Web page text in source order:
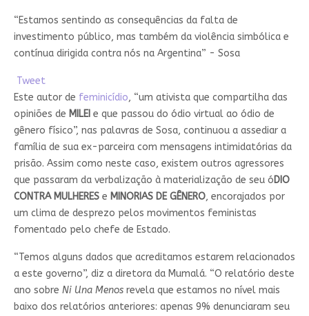
“Estamos sentindo as consequências da falta de
investimento público, mas também da violência simbólica e
contínua dirigida contra nós na Argentina” - Sosa
Tweet
Este autor de feminicídio, “um ativista que compartilha das
opiniões de MILEI e que passou do ódio virtual ao ódio de
gênero físico”, nas palavras de Sosa, continuou a assediar a
família de sua ex-parceira com mensagens intimidatórias da
prisão. Assim como neste caso, existem outros agressores
que passaram da verbalização à materialização de seu óDIO
CONTRA MULHERESe MINORIAS DE GÊNERO, encorajados por
um clima de desprezo pelos movimentos feministas
fomentado pelo chefe de Estado.
“Temos alguns dados que acreditamos estarem relacionados
a este governo”, diz a diretora da Mumalá. “O relatório deste
ano sobre Ni Una Menosrevela que estamos no nível mais
baixo dos relatórios anteriores: apenas 9% denunciaram seu